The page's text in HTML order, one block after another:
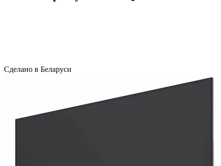
Сделано в Беларуси